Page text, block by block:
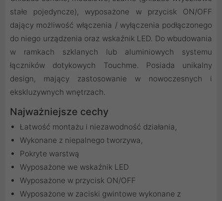
stałe pojedyncze), wyposażone w przycisk ON/OFF
dający możliwość włączenia / wyłączenia podłączonego
do niego urządzenia oraz wskaźnik LED. Do wbudowania
w ramkach szklanych lub aluminiowych systemu
łączników dotykowych Touchme. Posiada unikalny
design, mający zastosowanie w nowoczesnych i
ekskluzywnych wnętrzach.
Najważniejsze cechy
Łatwość montażu i niezawodność działania,
Wykonane z niepalnego tworzywa,
Pokryte warstwą
Wyposażone we wskaźnik LED
Wyposażone w przycisk ON/OFF
Wyposażone w zaciski gwintowe wykonane z